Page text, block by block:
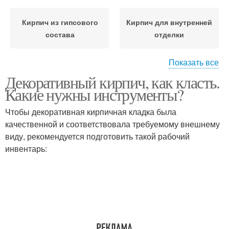
Кирпич из гипсового
состава
Кирпич для внутренней
отделки
Декоративные кирпичи
внутренней отделки
Кирпич в интерьере
Показать все
Декоративный кирпич, как класть.
Какие нужны инструменты?
Чтобы декоративная кирпичная кладка была
качественной и соответствовала требуемому внешнему
виду, рекомендуется подготовить такой рабочий
инвентарь: